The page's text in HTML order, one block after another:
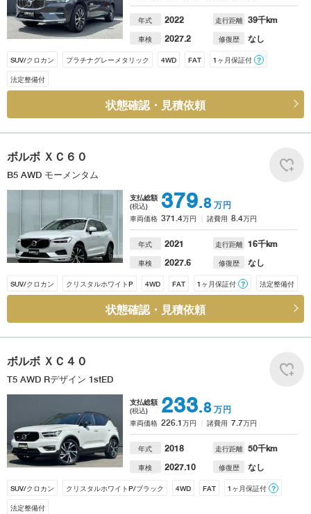
年式 2022 走行距離 39千km
車検 2027.2 修復歴 なし
SUV/クロカン プラチナグレーメタリック 4WD FAT 1ヶ月保証付 ？
法定整備付
状態確認・見積依頼
ボルボ ＸＣ６０
B5 AWD モーメンタム
支払総額
(税込)
379.8 万円
車両価格 371.4万円 諸費用 8.4万円
年式 2021 走行距離 16千km
車検 2027.6 修復歴 なし
SUV/クロカン クリスタルホワイトP 4WD FAT 1ヶ月保証付 ？ 法定整備付
状態確認・見積依頼
ボルボ ＸＣ４０
T5 AWD Rデザイン 1stED
支払総額
(税込)
233.8 万円
車両価格 226.1万円 諸費用 7.7万円
年式 2018 走行距離 50千km
車検 2027.10 修復歴 なし
SUV/クロカン クリスタルホワイトP/ブラック 4WD FAT 1ヶ月保証付 ？
法定整備付